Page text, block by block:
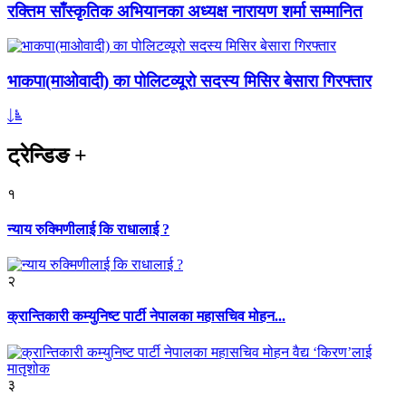
रक्तिम साँस्कृतिक अभियानका अध्यक्ष नारायण शर्मा सम्मानित
भाकपा(माओवादी) का पोलिटव्यूरो सदस्य मिसिर बेसारा गिरफ्तार
ट्रेन्डिङ+
१
न्याय रुक्मिणीलाई कि राधालाई ?
२
क्रान्तिकारी कम्युनिष्ट पार्टी नेपालका महासचिव मोहन...
३